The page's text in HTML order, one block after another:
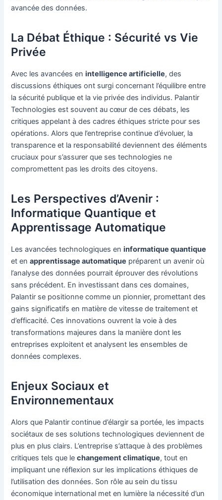
avancée des données.
La Débat Éthique : Sécurité vs Vie
Privée
Avec les avancées enintelligence artificielle, des
discussions éthiques ont surgi concernant l’équilibre entre
la sécurité publique et la vie privée des individus. Palantir
Technologies est souvent au cœur de ces débats, les
critiques appelant à des cadres éthiques stricte pour ses
opérations. Alors que l’entreprise continue d’évoluer, la
transparence et la responsabilité deviennent des éléments
cruciaux pour s’assurer que ses technologies ne
compromettent pas les droits des citoyens.
Les Perspectives d’Avenir :
Informatique Quantique et
Apprentissage Automatique
Les avancées technologiques eninformatique quantique
et enapprentissage automatique préparent un avenir où
l’analyse des données pourrait éprouver des révolutions
sans précédent. En investissant dans ces domaines,
Palantir se positionne comme un pionnier, promettant des
gains significatifs en matière de vitesse de traitement et
d’efficacité. Ces innovations ouvrent la voie à des
transformations majeures dans la manière dont les
entreprises exploitent et analysent les ensembles de
données complexes.
Enjeux Sociaux et
Environnementaux
Alors que Palantir continue d’élargir sa portée, les impacts
sociétaux de ses solutions technologiques deviennent de
plus en plus clairs. L’entreprise s’attaque à des problèmes
critiques tels que lechangement climatique, tout en
impliquant une réflexion sur les implications éthiques de
l’utilisation des données. Son rôle au sein du tissu
économique international met en lumière la nécessité d’un